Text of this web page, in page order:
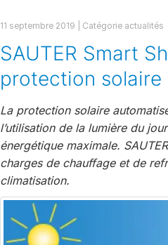
11 septembre 2019 | Catégorie actualités
SAUTER Smart
protection solaire
La protection solaire
l’utilisation de la lumière du
énergétique maximale.
charges de chauffage et de
climatisation.